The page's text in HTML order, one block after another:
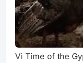
Vi Time of the